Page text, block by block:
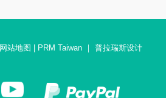
网站地图 PRM Taiwan ｜ 普拉瑞斯设计